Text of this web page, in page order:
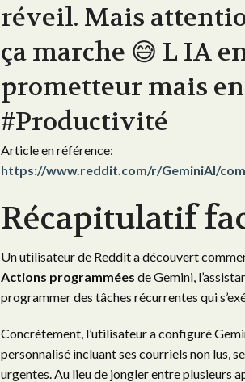
réveil. Mais
ça marche 😅 L IA
prometteur mais
#Productivité
Article en référence:
https://www.reddit.com/r/GeminiAI/
Récapitulatif
Un utilisateur de Reddit a découvert
Actions programmées de Gemini,
programmer des tâches récurrentes qui
Concrètement, l’utilisateur a configuré
personnalisé incluant ses courriels non lus,
urgentes. Au lieu de jongler entre plusieurs